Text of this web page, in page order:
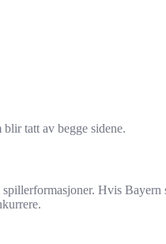
tatt av begge sidene.
Hvis